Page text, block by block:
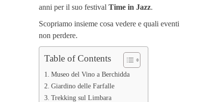
anni per il suo festival Time in Jazz.
Scopriamo insieme cosa vedere e quali eventi
non perdere.
Table of Contents
Museo del Vino a Berchidda
Giardino delle Farfalle
Trekking sul Limbara